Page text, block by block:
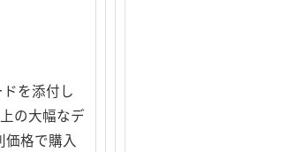
を添付し
の大幅なデ
価格で購入